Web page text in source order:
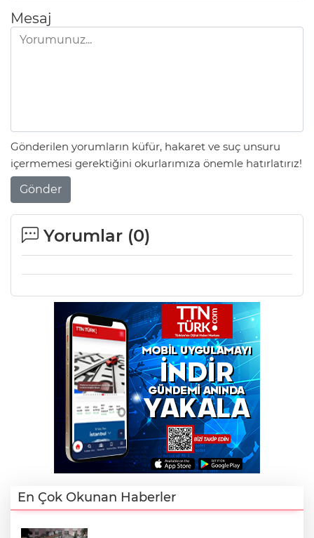
Mesaj
Gönderilen yorumların küfür, hakaret ve suç unsuru
içermemesi gerektiğini okurlarımıza önemle hatırlatırız!
Gönder
Yorumlar (0)
En Çok Okunan Haberler